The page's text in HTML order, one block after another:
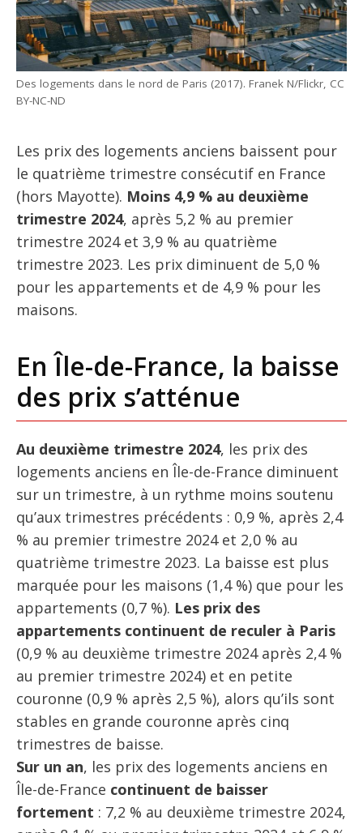
Des logements dans le nord de Paris (2017). Franek N/Flickr, CC
BY-NC-ND
Les prix des logements anciens baissent pour
le quatrième trimestre consécutif en France
(hors Mayotte). Moins 4,9 % au deuxième
trimestre 2024, après 5,2 % au premier
trimestre 2024 et 3,9 % au quatrième
trimestre 2023. Les prix diminuent de 5,0 %
pour les appartements et de 4,9 % pour les
maisons.
En Île-de-France, la baisse
des prix s’atténue
Au deuxième trimestre 2024, les prix des
logements anciens en Île-de-France diminuent
sur un trimestre, à un rythme moins soutenu
qu’aux trimestres précédents : 0,9 %, après 2,4
% au premier trimestre 2024 et 2,0 % au
quatrième trimestre 2023. La baisse est plus
marquée pour les maisons (1,4 %) que pour les
appartements (0,7 %). Les prix des
appartements continuent de reculer à Paris
(0,9 % au deuxième trimestre 2024 après 2,4 %
au premier trimestre 2024) et en petite
couronne (0,9 % après 2,5 %), alors qu’ils sont
stables en grande couronne après cinq
trimestres de baisse.
Sur un an, les prix des logements anciens en
Île-de-France continuent de baisser
fortement : 7,2 % au deuxième trimestre 2024,